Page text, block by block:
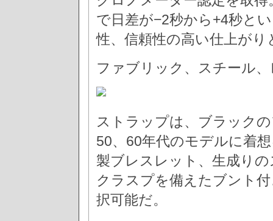
で日差が−2秒から+4秒と
性、信頼性の高い仕上が
ファブリック、スチール
ストラップは、ブラック
50、60年代のモデルに着
製ブレスレット、生成り
クラスプを備えたブント
択可能だ。